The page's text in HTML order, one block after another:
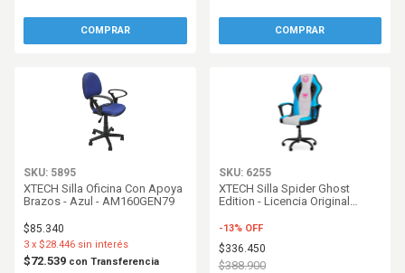
SKU: 5895
XTECH Silla Oficina Con Apoya
Brazos - Azul - AM160GEN79
$85.340
$72.539 con Transferencia
3 x $28.446 sin interés
SKU: 6255
XTECH Silla Spider Ghost
Edition - Licencia Original
-13% OFF
$336.450
$388.900